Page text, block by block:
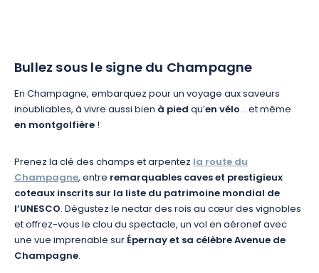
Bullez sous le signe du Champagne
En Champagne, embarquez pour un voyage aux saveurs
inoubliables, à vivre aussi bien à piedqu’en vélo… et même
en montgolfière!
Prenez la clé des champs et arpentezla route du
Champagne, entre remarquables caves et prestigieux
coteaux inscrits sur la liste du patrimoine mondial de
l’UNESCO. Dégustez le nectar des rois au cœur des vignobles
et offrez-vous le clou du spectacle, un vol en aéronef avec
une vue imprenable surÉpernay et sa célèbre Avenue de
Champagne.